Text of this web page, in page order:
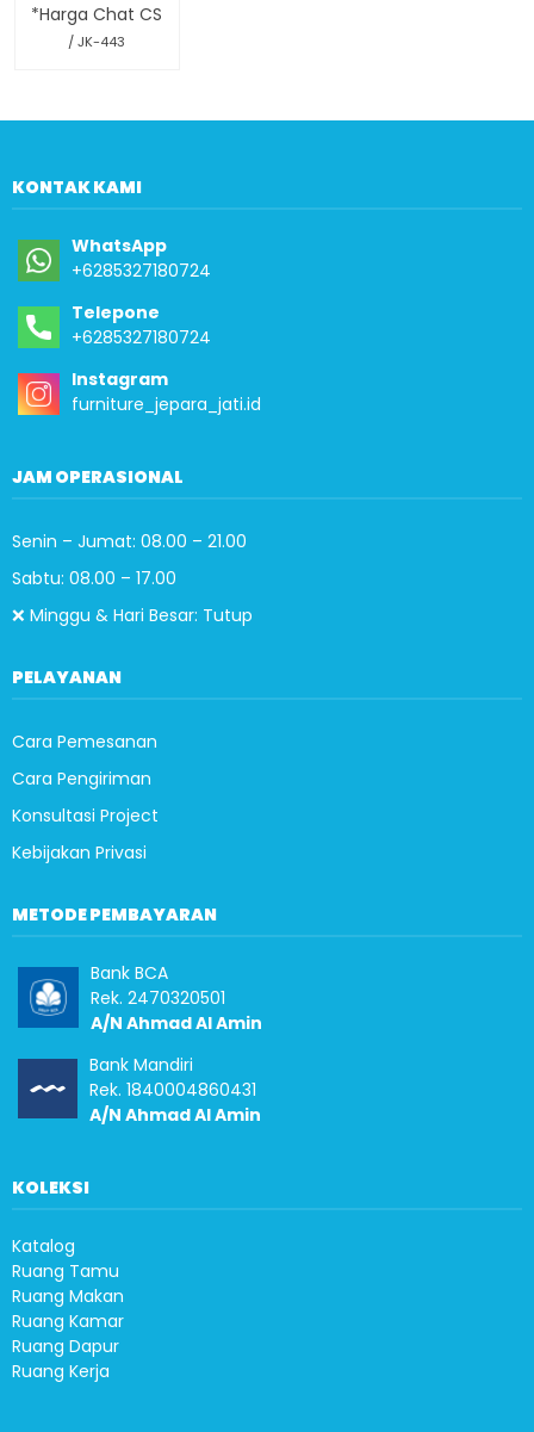
*Harga Chat CS
/ JK-443
KONTAK KAMI
WhatsApp
+6285327180724
Telepone
+6285327180724
Instagram
furniture_jepara_jati.id
JAM OPERASIONAL
Senin – Jumat: 08.00 – 21.00
Sabtu: 08.00 – 17.00
❌ Minggu & Hari Besar: Tutup
PELAYANAN
Cara Pemesanan
Cara Pengiriman
Konsultasi Project
Kebijakan Privasi
METODE PEMBAYARAN
Bank BCA
Rek. 2470320501
A/N Ahmad Al Amin
Bank Mandiri
Rek. 1840004860431
A/N Ahmad Al Amin
KOLEKSI
Katalog
Ruang Tamu
Ruang Makan
Ruang Kamar
Ruang Dapur
Ruang Kerja